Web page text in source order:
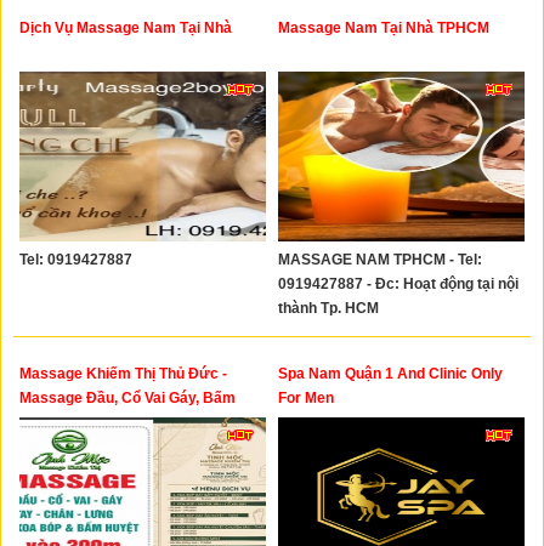
Dịch Vụ Massage Nam Tại Nhà
Tel: 0919427887
Massage Nam Tại Nhà TPHCM
MASSAGE NAM TPHCM - Tel:
0919427887 - Đc: Hoạt động tại nội
thành Tp. HCM
Massage Khiếm Thị Thủ Đức -
Massage Đầu, Cổ Vai Gáy, Bấm
Huyệt Thư Giãn
Spa Nam Quận 1 And Clinic Only
For Men